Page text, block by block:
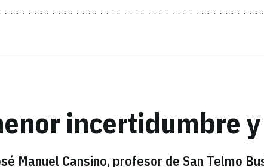
incertidumbre
Manuel Cansino, profesor de San Telmo